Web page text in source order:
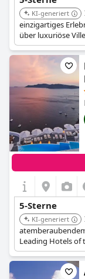
KI-generiert
einzigartiges
über luxuriöse
Ambiente. Das
authentischem
5-Sterne
KI-generiert
Leading Hotels of
und
Gourmet-